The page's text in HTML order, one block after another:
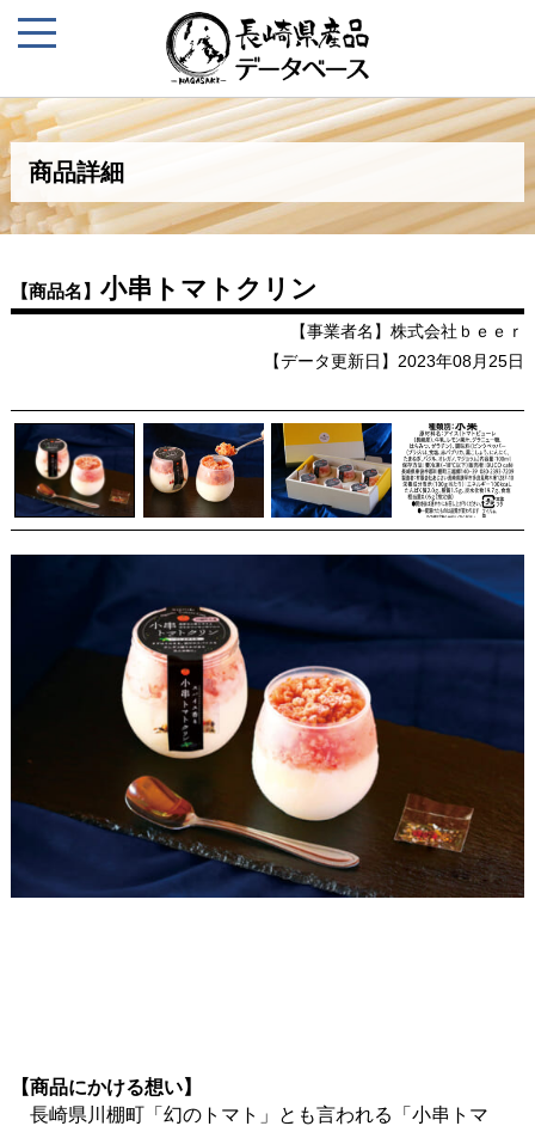
商品詳細
【商品名】 小串トマトクリン
【事業者名】株式会社ｂｅｅｒ
【データ更新日】2023年08月25日
【商品にかける想い】
長崎県川棚町「幻のトマト」とも言われる「小串トマ